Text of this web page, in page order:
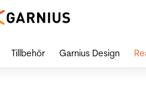
Tillbehör Garnius Design